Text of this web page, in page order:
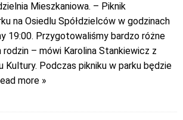
Mieszkaniowa. – Piknik
na Osiedlu Spółdzielców w godzinach
19:00. Przygotowaliśmy bardzo różne
rodzin – mówi Karolina Stankiewicz z
Kultury. Podczas pikniku w parku będzie
more »